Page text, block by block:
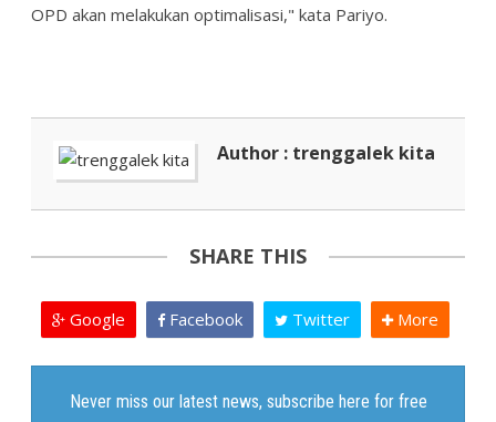
OPD akan melakukan optimalisasi," kata Pariyo.
Author : trenggalek kita
SHARE THIS
Google Facebook Twitter More